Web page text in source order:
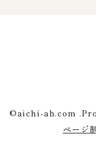
©aichi-ah.com
ページ